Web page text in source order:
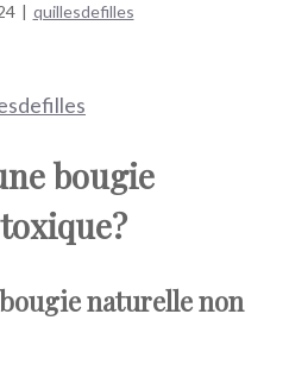
| quillesdefilles
bougie
naturelle non